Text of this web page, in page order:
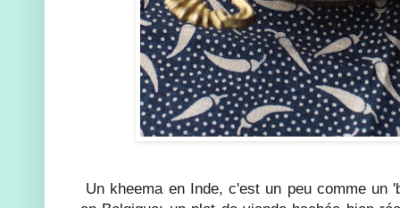
Un kheema en Inde, c'est un peu comme un